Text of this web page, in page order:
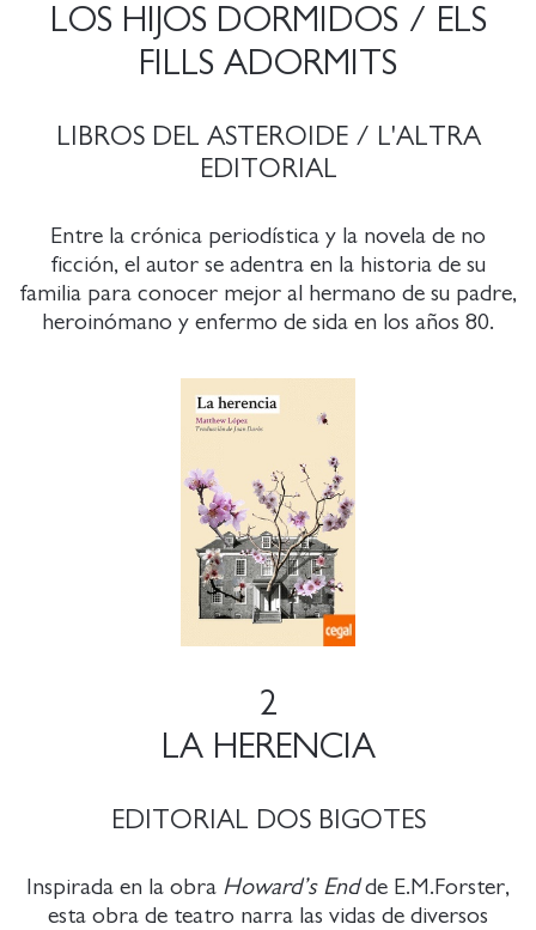
LOS HIJOS DORMIDOS / ELS
FILLS ADORMITS
LIBROS DEL ASTEROIDE / L'ALTRA
EDITORIAL
Entre la crónica periodística y la novela de no
ficción, el autor se adentra en la historia de su
familia para conocer mejor al hermano de su padre,
heroinómano y enfermo de sida en los años 80.
2
LA HERENCIA
EDITORIAL DOS BIGOTES
Inspirada en la obra Howard’s Endde E.M.Forster,
esta obra de teatro narra las vidas de diversos